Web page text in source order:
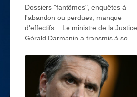
Dossiers "fantômes", enquêtes à
l'abandon ou perdues, manque
d'effectifs... Le ministre de la Justice
Gérald Darmanin a transmis à son
révélé samedi par Le Monde, qui
détaille les défaillances dans la
prise en compte des violences
sexuelles faites aux enfants.